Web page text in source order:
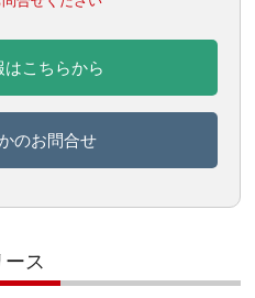
はこちらから
のお問合せ
ス